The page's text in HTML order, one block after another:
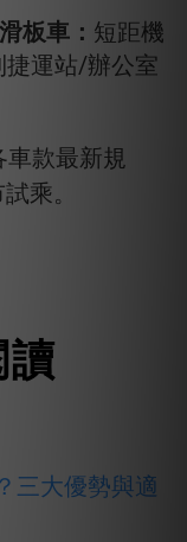
板車： 短距機
捷運站/辦公室
車款最新規
乘。
三大優勢與適